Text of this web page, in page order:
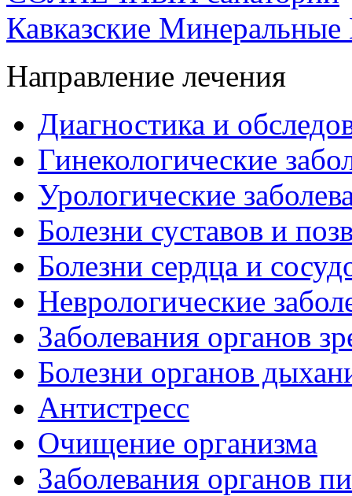
Кавказские
Направление лечения
Диагностика и
Гинекологические
Урологические
Болезни суставов и
Болезни сердца и
Неврологические
Заболевания органов
Болезни органов
Антистресс
Очищение организма
Заболевания органов